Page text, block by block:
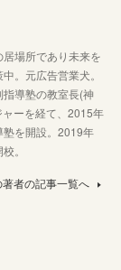
場所であり未来を
。元広告営業犬。
導塾の教室長(神
ーを経て、2015年
塾を開設。2019年
。
著者の記事一覧へ